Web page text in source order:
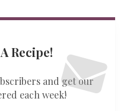
Recipe!
and get our
each week!